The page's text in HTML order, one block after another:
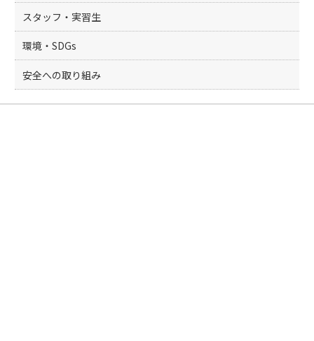
スタッフ・実習生
環境・SDGs
安全への取り組み